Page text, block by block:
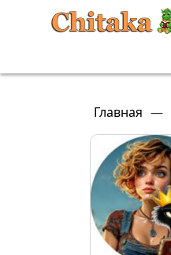
Главная —